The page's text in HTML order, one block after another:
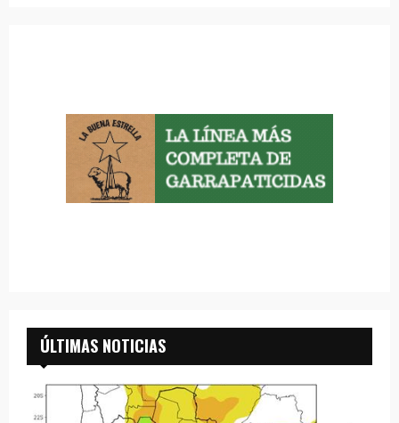
ÚLTIMAS NOTICIAS